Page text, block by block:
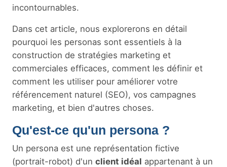
incontournables.
Dans cet article, nous explorerons en détail
pourquoi les personas sont essentiels à la
construction de stratégies marketing et
commerciales efficaces, comment les définir et
comment les utiliser pour améliorer votre
référencement naturel (SEO), vos campagnes
marketing, et bien d'autres choses.
Qu'est-ce qu'un persona ?
Un persona est une représentation fictive
(portrait-robot) d'un client idéal appartenant à un